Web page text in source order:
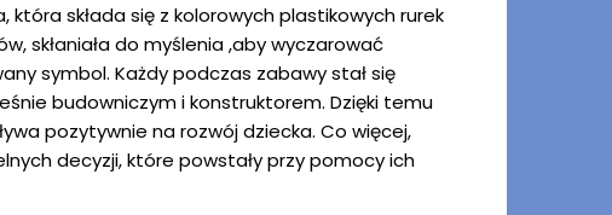
która składa się z kolorowych plastikowych rurek
skłaniała do myślenia ,aby wyczarować
symbol. Każdy podczas zabawy stał się
budowniczym i konstruktorem. Dzięki temu
pozytywnie na rozwój dziecka. Co więcej,
decyzji, które powstały przy pomocy ich